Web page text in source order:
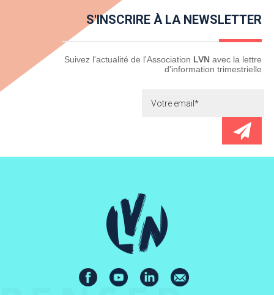
S'INSCRIRE À LA NEWSLETTER
Newsletter Suivez l'actualité de l'Association LVN avec la lettre
d'information trimestrielle